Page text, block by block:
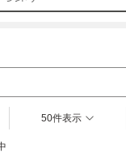
の他のトラブルが見受けら
50件表示